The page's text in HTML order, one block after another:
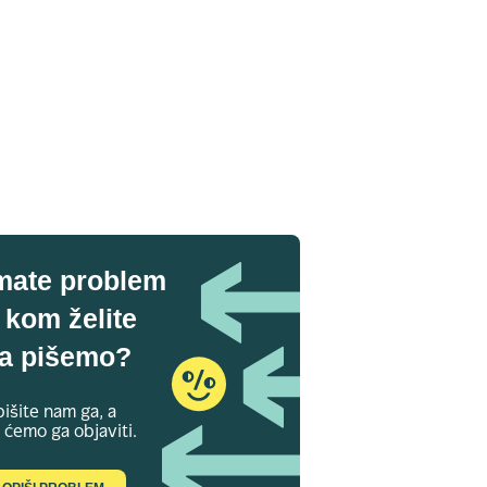
problem
kom želite
pišemo?
nam ga, a
ćemo ga objaviti.